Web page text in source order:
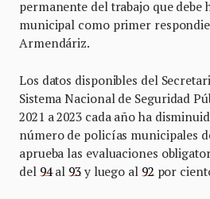
permanente del trabajo que debe
municipal como primer
Armendáriz.
Los datos disponibles del
Sistema Nacional de Seguridad
2021 a 2023 cada año ha
número de policías municipales
aprueba las evaluaciones
del 94al93y luego al 92por